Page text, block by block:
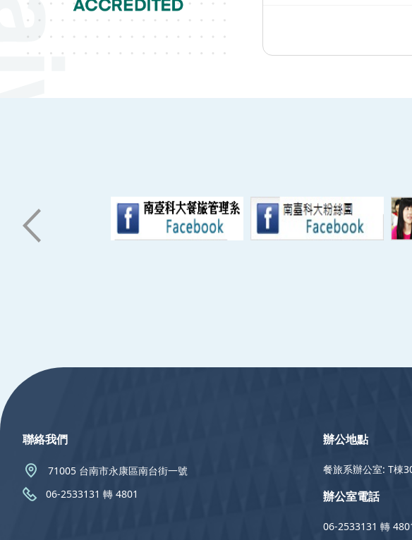
聯絡我們
71005 台南市永康區南台街一號
06-2533131 轉 4801
辦公地點
餐旅系辦公室: T棟
辦公室電話
06-2533131 轉